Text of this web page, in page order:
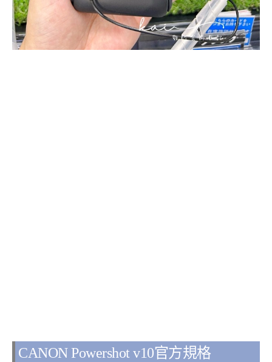
CANON Powershot v10官方規格